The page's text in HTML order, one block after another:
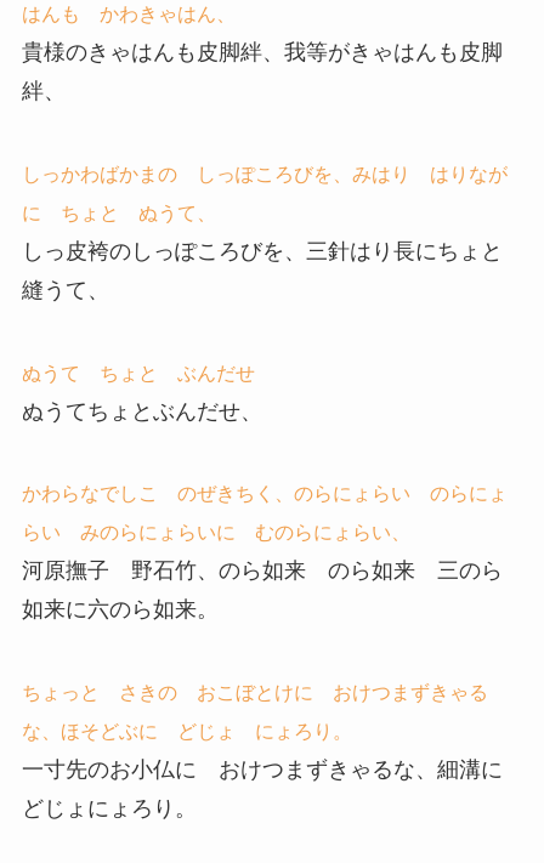
はんも かわきゃはん、
貴様のきゃはんも皮脚絆、我等がきゃはんも皮脚
絆、
しっかわばかまの しっぽころびを、みはり はりなが
に ちょと ぬうて、
しっ皮袴のしっぽころびを、三針はり長にちょと
縫うて、
ぬうて ちょと ぶんだせ
ぬうてちょとぶんだせ、
かわらなでしこ のぜきちく、のらにょらい のらにょ
らい みのらにょらいに むのらにょらい、
河原撫子 野石竹、のら如来 のら如来 三のら
如来に六のら如来。
ちょっと さきの おこぼとけに おけつまずきゃる
な、ほそどぶに どじょ にょろり。
一寸先のお小仏に おけつまずきゃるな、細溝に
どじょにょろり。